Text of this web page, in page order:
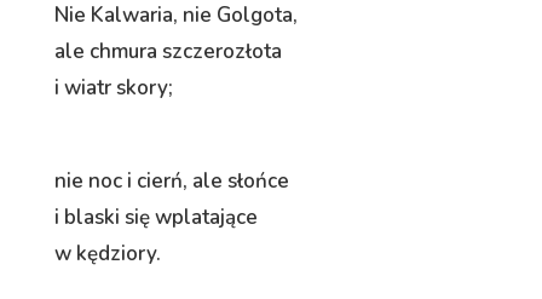
Nie Kalwaria, nie Golgota,
ale chmura szczerozłota
i wiatr skory;
nie noc i cierń, ale słońce
i blaski się wplatające
w kędziory.